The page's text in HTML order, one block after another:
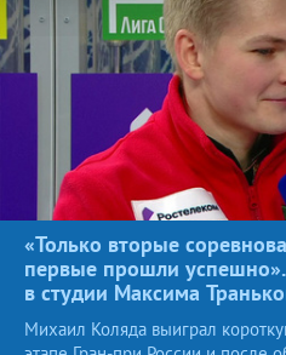
«Только вторые
первые прошли
в студии Максима
Михаил Коляда выиграл